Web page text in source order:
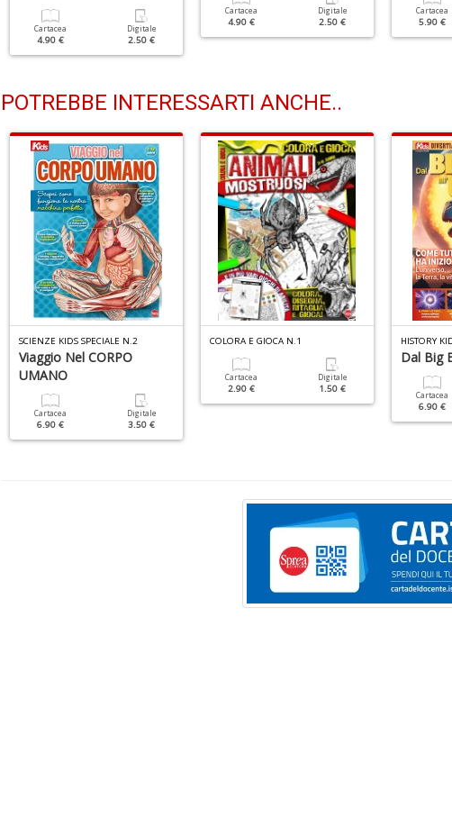
Cartacea
4.90 €
Digitale
2.50 €
Cartacea
4.90 €
Digitale
2.50 €
Cartacea
5.90 €
POTREBBE INTERESSARTI ANCHE..
SCIENZE KIDS SPECIALE N.2
Viaggio Nel CORPO
UMANO
Cartacea
6.90 €
Digitale
3.50 €
COLORA E GIOCA N.1
Cartacea
2.90 €
Digitale
1.50 €
HISTORY
Dal Big
Cartacea
6.90 €